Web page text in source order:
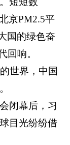
京PM2.5平
国的绿色奋
回响。
世界，中国
闭幕后，习
目光纷纷借